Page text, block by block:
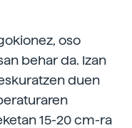
oso
behar da. Izan
duen
15-20 cm-ra